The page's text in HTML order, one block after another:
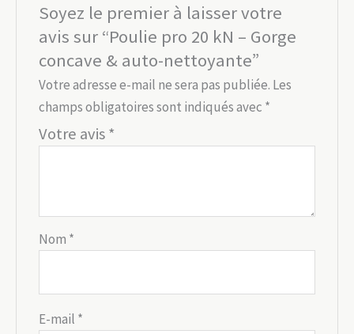
Soyez le premier à laisser votre
avis sur “Poulie pro 20 kN – Gorge
concave & auto-nettoyante”
Votre adresse e-mail ne sera pas publiée. Les
champs obligatoires sont indiqués avec *
Votre avis*
Nom *
E-mail *